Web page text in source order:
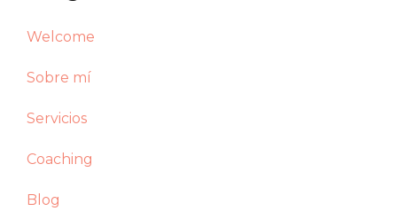
Welcome
Sobre mí
Servicios
Coaching
Blog